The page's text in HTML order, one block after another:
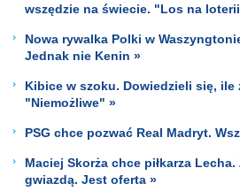
wszędzie na świecie. "Los na
Nowa rywalka Polki w
Jednak nie Kenin »
Kibice w szoku. Dowiedzieli się, ile
"Niemożliwe" »
PSG chce pozwać Real Madryt.
Maciej Skorża chce piłkarza
gwiazdą. Jest oferta »